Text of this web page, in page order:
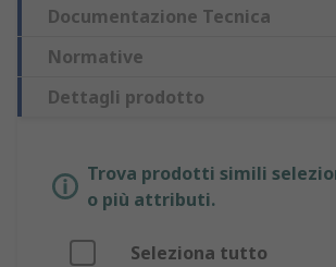
Documentazione Tecnica
Normative
Dettagli prodotto
Trova prodotti simili
o più attributi.
Seleziona tutto